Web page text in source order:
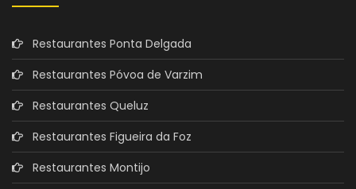
Restaurantes Ponta Delgada
Restaurantes Póvoa de Varzim
Restaurantes Queluz
Restaurantes Figueira da Foz
Restaurantes Montijo